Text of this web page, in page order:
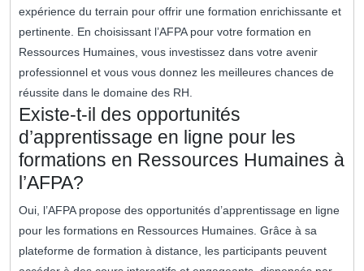
expérience du terrain pour offrir une formation enrichissante et
pertinente. En choisissant l’AFPA pour votre formation en
Ressources Humaines, vous investissez dans votre avenir
professionnel et vous vous donnez les meilleures chances de
réussite dans le domaine des RH.
Existe-t-il des opportunités
d’apprentissage en ligne pour les
formations en Ressources Humaines à
l’AFPA?
Oui, l’AFPA propose des opportunités d’apprentissage en ligne
pour les formations en Ressources Humaines. Grâce à sa
plateforme de formation à distance, les participants peuvent